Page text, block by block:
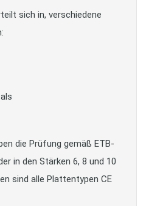
sich in, verschiedene
die Prüfung gemäß ETB-
in den Stärken 6, 8 und 10
sind alle Plattentypen CE